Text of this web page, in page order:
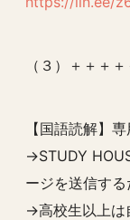
（３）＋＋＋
【国語読解】
→STUDY
ージを送信する
→高校生以上は